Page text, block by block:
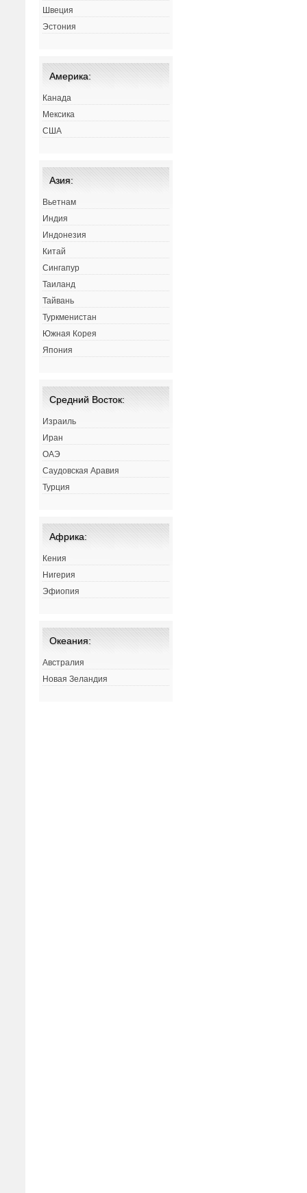
Швеция
Эстония
Америка:
Канада
Мексика
США
Азия:
Вьетнам
Индия
Индонезия
Китай
Сингапур
Таиланд
Тайвань
Туркменистан
Южная Корея
Япония
Средний Восток:
Израиль
Иран
ОАЭ
Саудовская Аравия
Турция
Африка:
Кения
Нигерия
Эфиопия
Океания:
Австралия
Новая Зеландия